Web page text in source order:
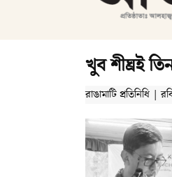
খুব শীঘ্রই
রাঙামাটি প্রতিনিধি |